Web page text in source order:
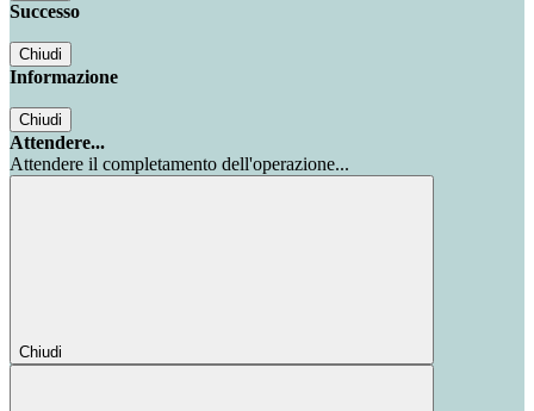
Successo
Chiudi
Informazione
Chiudi
Attendere...
Attendere il completamento dell'operazione...
Chiudi